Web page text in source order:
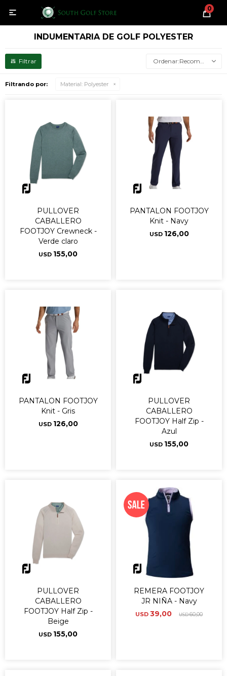
0

INDUMENTARIA DE GOLF POLYESTER
Recomendados
Filtrando por: Material: Polyester
PULLOVER
CABALLERO
FOOTJOY Crewneck -
Verde claro
USD 155,00
PANTALON FOOTJOY
Knit - Navy
USD 126,00
PANTALON FOOTJOY
Knit - Gris
USD 126,00
PULLOVER
CABALLERO
FOOTJOY Half Zip -
Azul
USD 155,00
PULLOVER
CABALLERO
FOOTJOY Half Zip -
Beige
USD 155,00
REMERA FOOTJOY
JR NIÑA - Navy
USD 39,00 USD60,00